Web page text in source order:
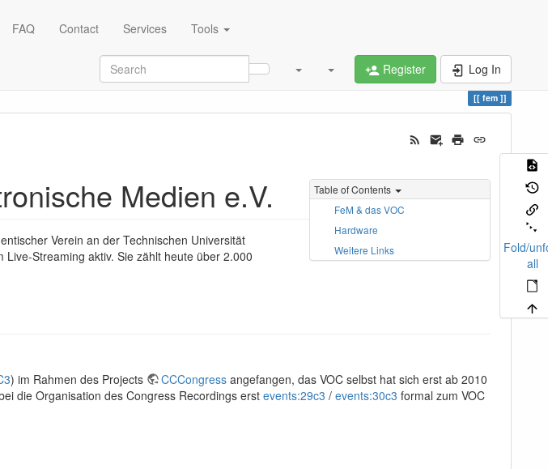
FAQ Contact Services Tools
Register Log In
fem
Fold/
all
Table of Contents
FeM & das VOC
Hardware
Weitere Links
Medien e.V.
Verein an der Technischen Universität
Streaming aktiv. Sie zählt heute über 2.000
) im Rahmen des Projects CCCongress angefangen, das VOC selbst hat sich erst ab 2010
die Organisation des Congress Recordings erst events:29c3 / events:30c3 formal zum VOC